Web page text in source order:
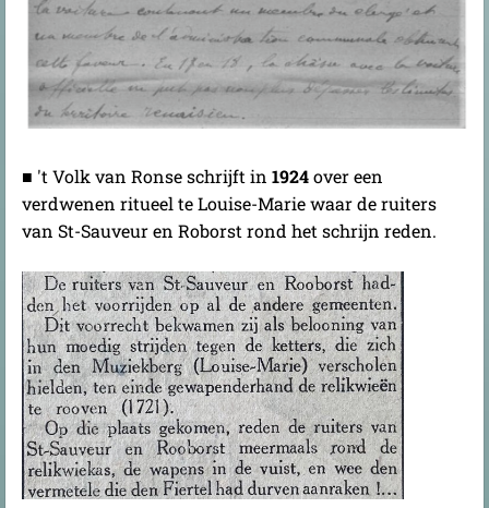
■ 't Volk van Ronse schrijft in 1924over een
verdwenen ritueel te Louise-Marie waar de ruiters
van St-Sauveur en Roborst rond het schrijn reden.